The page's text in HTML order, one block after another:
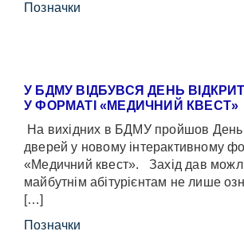
Позначки
У БДМУ ВІДБУВСЯ ДЕНЬ
У ФОРМАТІ «МЕДИЧНИЙ КВЕСТ»
На вихідних в БДМУ пройшов День
дверей у новому інтерактивному
«Медичний квест». Захід дав
майбутнім абітурієнтам не лише
[…]
Позначки